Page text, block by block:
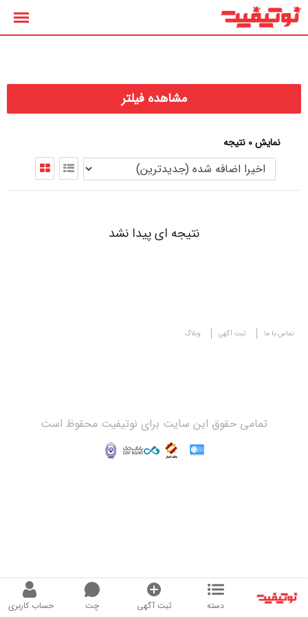
پرش
دسته ثبت آگهی چت حساب کاربری
مشاهده فیلتر
نمایش 0 نتیجه
نتیجه ای پیدا نشد
تماس با ما ثبت آگهی وبلاگ
تمامی حقوق این سایت برای نوتیفیت محقوظ است